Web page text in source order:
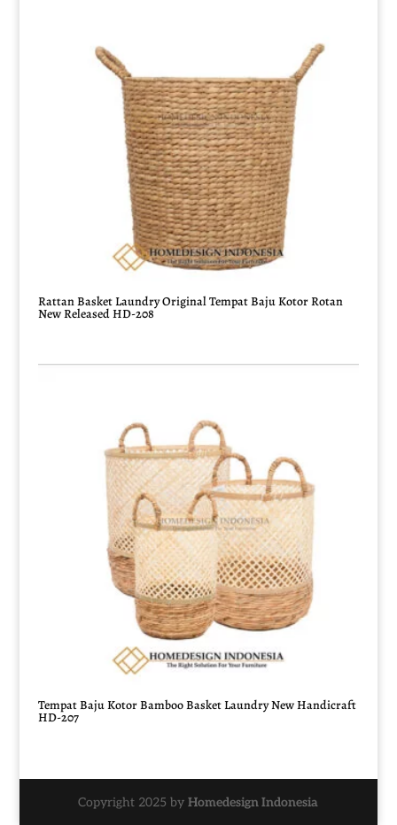
Rattan Basket Laundry Original Tempat Baju Kotor Rotan
New Released HD-208
Tempat Baju Kotor Bamboo Basket Laundry New Handicraft
HD-207
Copyright 2025 byHomedesign Indonesia